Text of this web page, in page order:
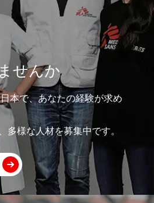
せんか
本で、あなたの経験が求め
様な人材を募集中です。